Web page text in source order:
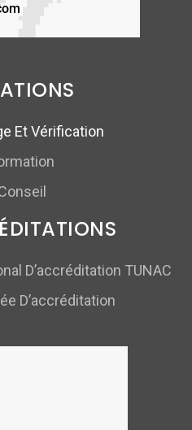
Et Vérification
D’accréditation TUNAC
D’accréditation